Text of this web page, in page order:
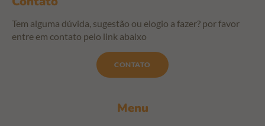
Menu
Tem alguma dúvida, sugestão ou elogio a fazer? por favor
entre em contato pelo link abaixo
CONTATO